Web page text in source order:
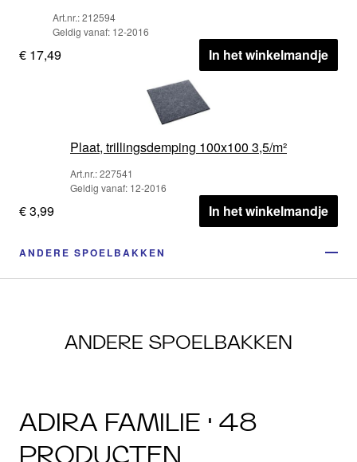
Art.nr.: 212594
Geldig vanaf: 12-2016
€ 17,49 In het winkelmandje
Plaat, trillingsdemping 100x100 3,5/m²
Art.nr.: 227541
Geldig vanaf: 12-2016
€ 3,99 In het winkelmandje
ANDERE SPOELBAKKEN
ANDERE SPOELBAKKEN
ADIRA FAMILIE · 48
PRODUCTEN